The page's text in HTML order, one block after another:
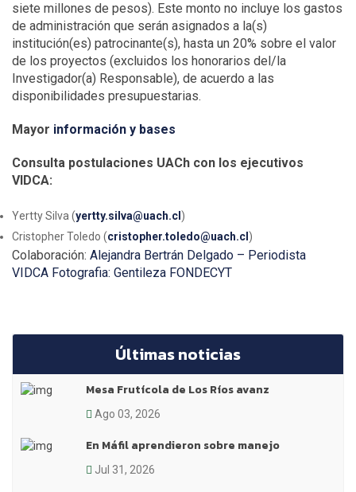
siete millones de pesos). Este monto no incluye los gastos
de administración que serán asignados a la(s)
institución(es) patrocinante(s), hasta un 20% sobre el valor
de los proyectos (excluidos los honorarios del/la
Investigador(a) Responsable), de acuerdo a las
disponibilidades presupuestarias.
Mayor información y bases
Consulta postulaciones UACh con los ejecutivos
VIDCA:
Yertty Silva (yertty.silva@uach.cl )
Cristopher Toledo (cristopher.toledo@uach.cl )
Colaboración: Alejandra Bertrán Delgado – Periodista
VIDCA Fotografia: Gentileza FONDECYT
Últimas noticias
Mesa Frutícola de Los Ríos avanz
Ago 03, 2026
En Máfil aprendieron sobre manejo
Jul 31, 2026